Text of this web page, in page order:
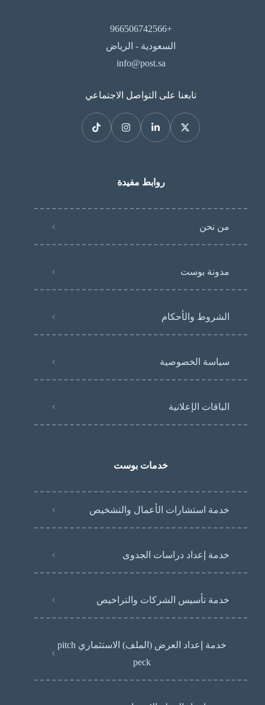
+966506742566
السعودية - الرياض
info@post.sa
تابعنا على التواصل الاجتماعي
روابط مفيدة
من نحن
مدونة بوست
الشروط والأحكام
سياسة الخصوصية
الباقات الإعلانية
خدمات بوست
خدمة استشارات الأعمال والتشخيص
خدمة إعداد دراسات الجدوى
خدمة تأسيس الشركات والتراخيص
خدمة إعداد العرض (الملف) الاستثماري pitch
peck